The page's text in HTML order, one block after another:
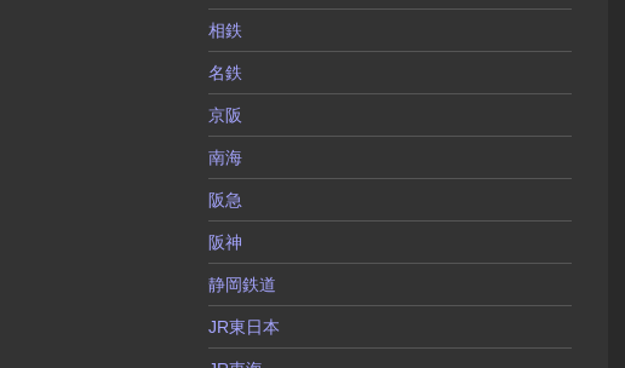
相鉄
名鉄
京阪
南海
阪急
阪神
静岡鉄道
JR東日本